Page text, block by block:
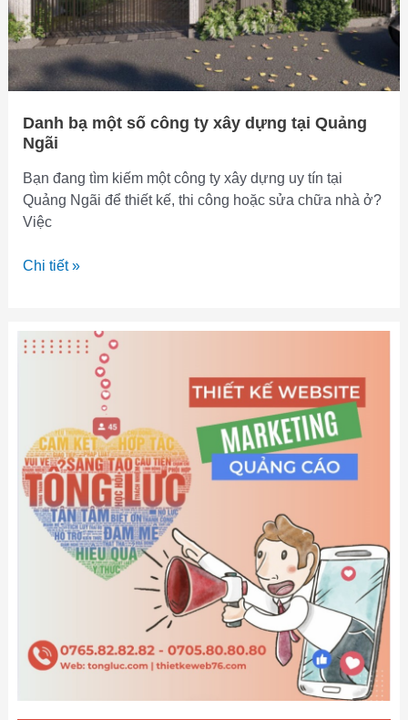
Danh bạ một số công ty xây dựng tại Quảng
Ngãi
Bạn đang tìm kiếm một công ty xây dựng uy tín tại
Quảng Ngãi để thiết kế, thi công hoặc sửa chữa nhà ở?
Việc
Danh
số
công
tại
Quảng
Ngãi
Chi tiết »